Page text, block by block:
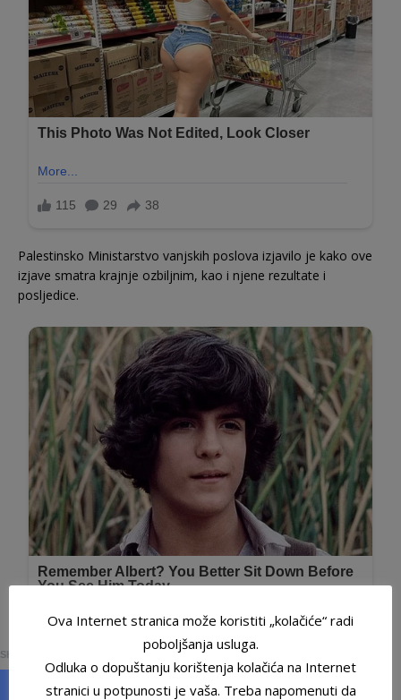
Palestinsko Ministarstvo vanjskih poslova izjavilo je kako ove
izjave smatra krajnje ozbiljnim, kao i njene rezultate i
posljedice.
Ova Internet stranica može koristiti „kolačiće“ radi
poboljšanja usluga.
Odluka o dopuštanju korištenja kolačića na Internet
stranici u potpunosti je vaša. Treba napomenuti da
SHARES